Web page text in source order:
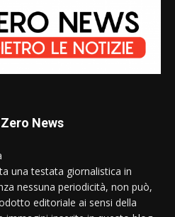
News
una testata giornalistica in
nessuna periodicità, non può,
editoriale ai sensi della